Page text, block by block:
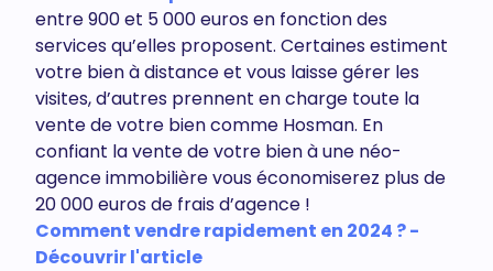
entre 900 et 5 000 euros en fonction des
services qu’elles proposent. Certaines estiment
votre bien à distance et vous laisse gérer les
visites, d’autres prennent en charge toute la
vente de votre bien comme Hosman. En
confiant la vente de votre bien à une néo-
agence immobilière vous économiserez plus de
20 000 euros de frais d’agence !
Comment vendre rapidement en 2024 ? -
Découvrir l'article